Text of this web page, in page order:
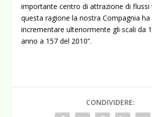
importante centro di attrazione di flussi
questa ragione la nostra Compagnia ha
incrementare ulteriormente gli scali da
anno a 157 del 2010”.
CONDIVIDERE: